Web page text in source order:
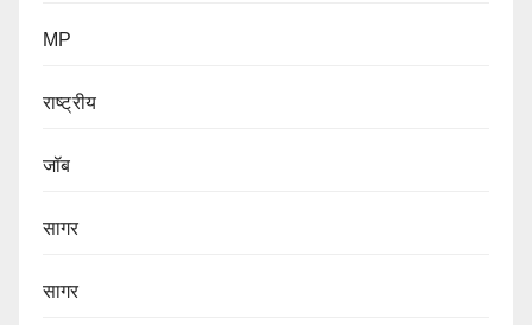
MP
राष्ट्रीय
जॉब
सागर
सागर